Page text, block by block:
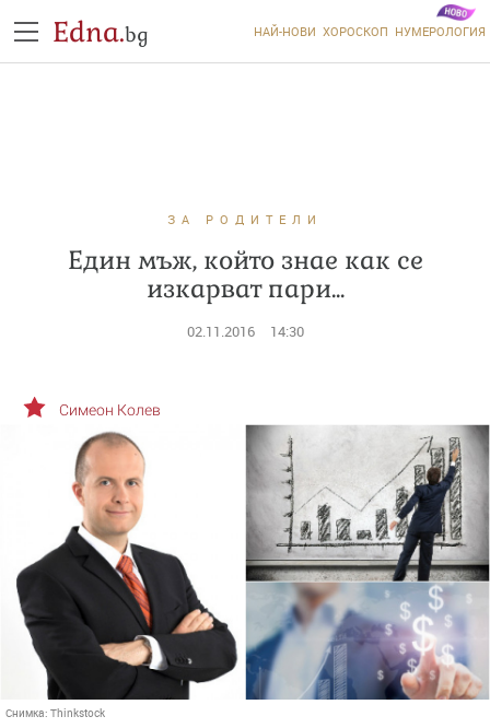
Edna.bg НАЙ-НОВИ ХОРОСКОП НУМЕРОЛОГИЯ
ЗА РОДИТЕЛИ
Един мъж, който знае как се
изкарват пари...
02.11.2016 14:30
Снимка: Thinkstock
Симеон Колев